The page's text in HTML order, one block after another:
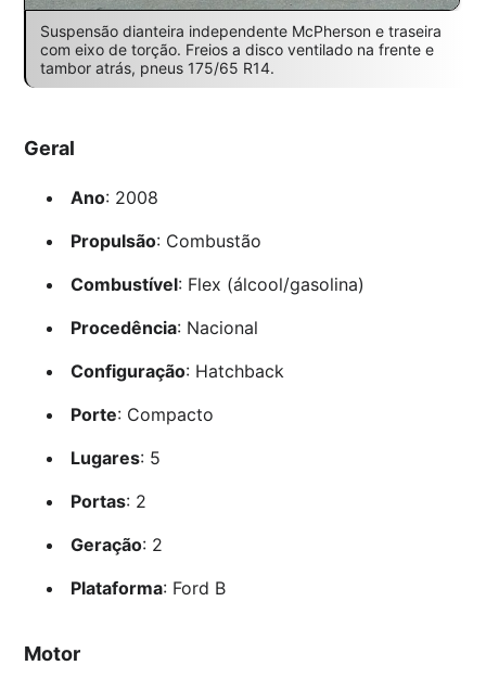
Suspensão dianteira independente McPherson e traseira
com eixo de torção. Freios a disco ventilado na frente e
tambor atrás, pneus 175/65 R14.
Geral
Ano: 2008
Propulsão: Combustão
Combustível: Flex (álcool/gasolina)
Procedência: Nacional
Configuração: Hatchback
Porte: Compacto
Lugares: 5
Portas: 2
Geração: 2
Plataforma: Ford B
Motor